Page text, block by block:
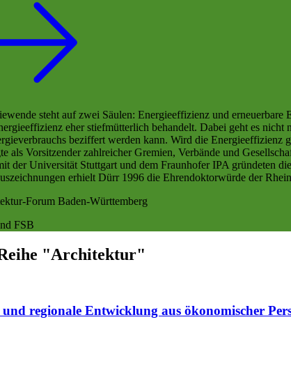
steht auf zwei Säulen: Energieeffizienz und
eher stiefmütterlich behandelt. Dabei geht es
beziffert werden kann. Wird die
Vorsitzender zahlreicher Gremien, Verbände und
der Universität Stuttgart und dem Fraunhofer IPA
erhielt Dürr 1996 die Ehrendoktorwürde der
Forum Baden-Württemberg
FSB
"Architektur"
und regionale Entwicklung aus ökonomischer